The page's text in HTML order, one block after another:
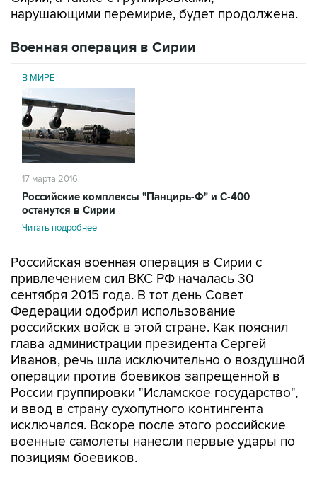
нарушающими перемирие, будет продолжена.
Военная операция в Сирии
В МИРЕ
17 марта 2016
Российские комплексы "Панцирь-Ф" и С-400
останутся в Сирии
Читать подробнее
Российская военная операция в Сирии с
привлечением сил ВКС РФ началась 30
сентября 2015 года. В тот день Совет
Федерации одобрил использование
российских войск в этой стране. Как пояснил
глава администрации президента Сергей
Иванов, речь шла исключительно о воздушной
операции против боевиков запрещенной в
России группировки "Исламское государство",
и ввод в страну сухопутного контингента
исключался. Вскоре после этого российские
военные самолеты нанесли первые удары по
позициям боевиков.